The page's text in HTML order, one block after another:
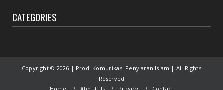
CATEGORIES
Copyright © 2026 | Prodi Komunikasi Penyiaran Islam | All Rights
Reserved
Home
About Us Privacy Contact